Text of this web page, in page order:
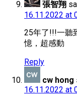
張智翔
16.11.2022 at
25年了!!!一聽
憶，超感動
Reply
cw hong
16.11.2022 at